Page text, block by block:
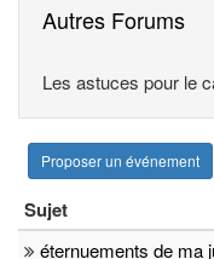
Autres Forums
Les astuces pour le
Proposer un événement
Sujet
éternuements de ma